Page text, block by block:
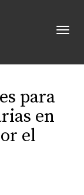
para
en
el